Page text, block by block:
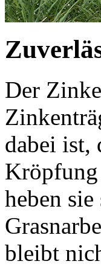
Der
dabei ist,
heben
bleibt